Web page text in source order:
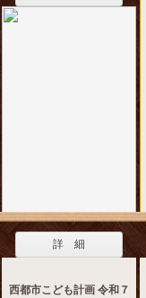
詳 細
西都市こども計画 令和７